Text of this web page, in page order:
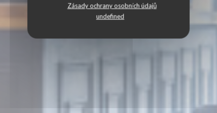
Zásady ochrany osobních údajů
undefined